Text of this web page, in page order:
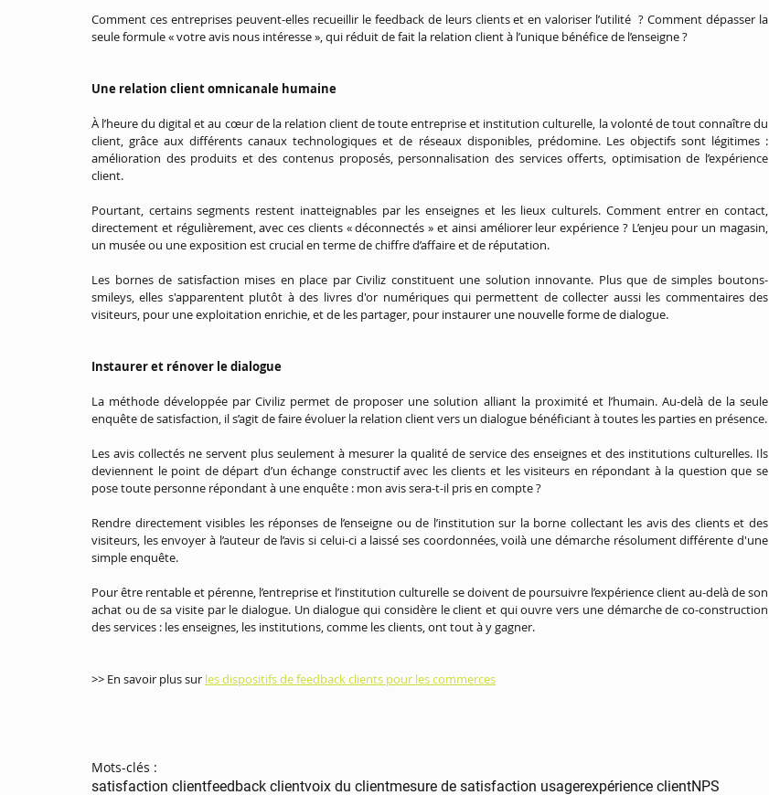
Comment ces entreprises peuvent-elles recueillir le feedback de leurs clients et en valoriser l’utilité  ? Comment dépasser la
seule formule « votre avis nous intéresse », qui réduit de fait la relation client à l’unique bénéfice de l’enseigne ?
Une relation client omnicanale humaine
À l’heure du digital et au cœur de la relation client de toute entreprise et institution culturelle, la volonté de tout connaître du
client, grâce aux différents canaux technologiques et de réseaux disponibles, prédomine. Les objectifs sont légitimes :
amélioration des produits et des contenus proposés, personnalisation des services offerts, optimisation de l’expérience
client.
Pourtant, certains segments restent inatteignables par les enseignes et les lieux culturels. Comment entrer en contact,
directement et régulièrement, avec ces clients « déconnectés » et ainsi améliorer leur expérience ? L’enjeu pour un magasin,
un musée ou une exposition est crucial en terme de chiffre d’affaire et de réputation.
Les bornes de satisfaction mises en place par Civiliz constituent une solution innovante. Plus que de simples boutons-
smileys, elles s'apparentent plutôt à des livres d'or numériques qui permettent de collecter aussi les commentaires des
visiteurs, pour une exploitation enrichie, et de les partager, pour instaurer une nouvelle forme de dialogue.
Instaurer et rénover le dialogue
La méthode développée par Civiliz permet de proposer une solution alliant la proximité et l’humain. Au-delà de la seule
Les avis collectés ne servent plus seulement à mesurer la qualité de service des enseignes et des institutions culturelles. Ils
deviennent le point de départ d’un échange constructif avec les clients et les visiteurs en répondant à la question que se
pose toute personne répondant à une enquête : mon avis sera-t-il pris en compte ?
Rendre directement visibles les réponses de l’enseigne ou de l’institution sur la borne collectant les avis des clients et des
visiteurs, les envoyer à l’auteur de l’avis si celui-ci a laissé ses coordonnées, voilà une démarche résolument différente d'une
simple enquête.
Pour être rentable et pérenne, l’entreprise et l’institution culturelle se doivent de poursuivre l’expérience client au-delà de son
achat ou de sa visite par le dialogue. Un dialogue qui considère le client et qui ouvre vers une démarche de co-construction
des services : les enseignes, les institutions, comme les clients, ont tout à y gagner.
>> En savoir plus sur les dispositifs de feedback clients pour les commerces
Mots-clés :
satisfaction clientfeedback clientvoix du clientmesure de satisfaction usagerexpérience clientNPS